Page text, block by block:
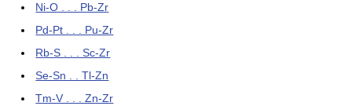
Ni-O . . . Pb-Zr
Pd-Pt . . . Pu-Zr
Rb-S . . . Sc-Zr
Se-Sn . . Tl-Zn
Tm-V . . . Zn-Zr